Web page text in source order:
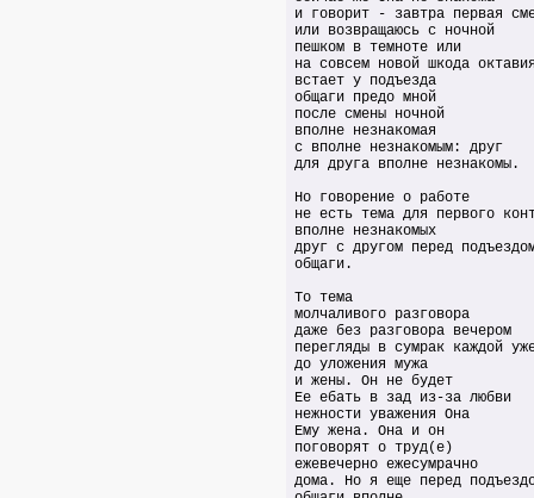
и говорит - завтра первая
или возвращаюсь с ночной
пешком в темноте или
на совсем новой шкода октавия
встает у подъезда
общаги предо мной
после смены ночной
вполне незнакомая
с вполне незнакомым: друг
для друга вполне незнакомы.
Но говорение о работе
не есть тема для первого
вполне незнакомых
друг с другом перед
общаги.
То тема
молчаливого разговора
даже без разговора вечером
перегляды в сумрак каждой
до уложения мужа
и жены. Он не будет
Ее ебать в зад из-за любви
нежности уважения Она
Ему жена. Она и он
поговорят о труд(е)
ежевечерно ежесумрачно
дома. Но я еще перед